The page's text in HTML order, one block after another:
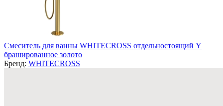
Смеситель для ванны WHITECROSS отдельностоящий Y
брашированное золото
Бренд: WHITECROSS